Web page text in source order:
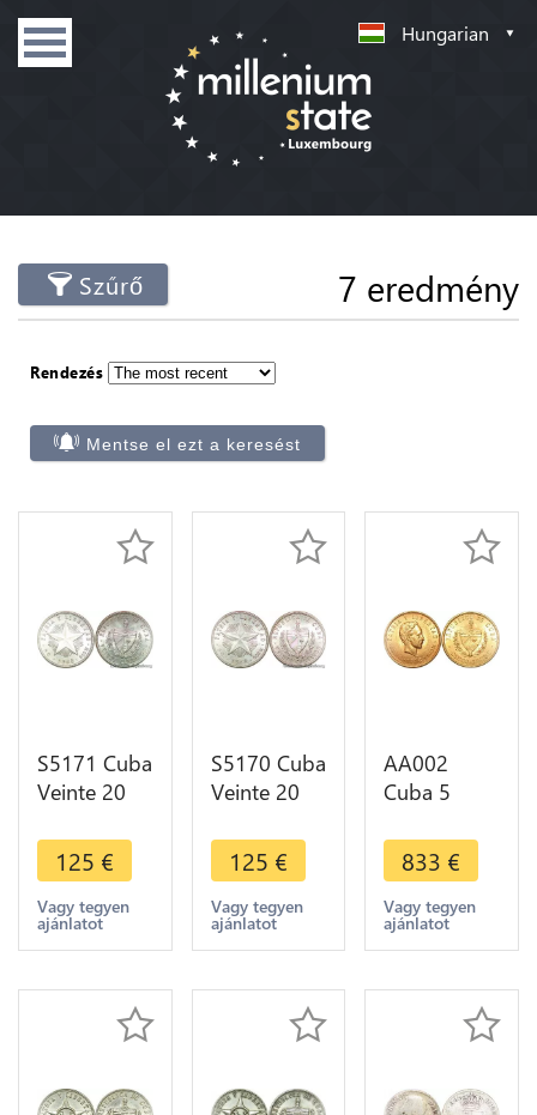
Hungarian
Szűrő 7 eredmény
Rendezés
Mentse el ezt a keresést
S5171 Cuba
Veinte 20
1948 UNC
MS ! Argent
Silver - Faire
Offre
125 €
Vagy tegyen
ajánlatot
S5170 Cuba
Veinte 20
1948 UNC
MS ! Argent
Silver - Faire
Offre
125 €
Vagy tegyen
ajánlatot
AA002
Cuba 5
Gold UNC -
> Make
offer
833 €
Vagy tegyen
ajánlatot